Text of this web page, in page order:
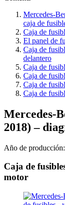
Mercedes-
caja de
Caja de
El panel de
Caja de
delantero
Caja de
Caja de
Caja de
Caja de
Mercedes-
2018) –
Año de
Caja de
motor